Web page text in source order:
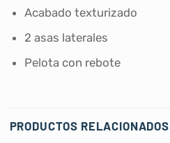
Acabado texturizado
2 asas laterales
Pelota con rebote
PRODUCTOS RELACIONADOS